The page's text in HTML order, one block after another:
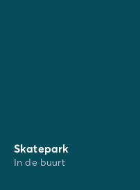
Skatepark
In de buurt